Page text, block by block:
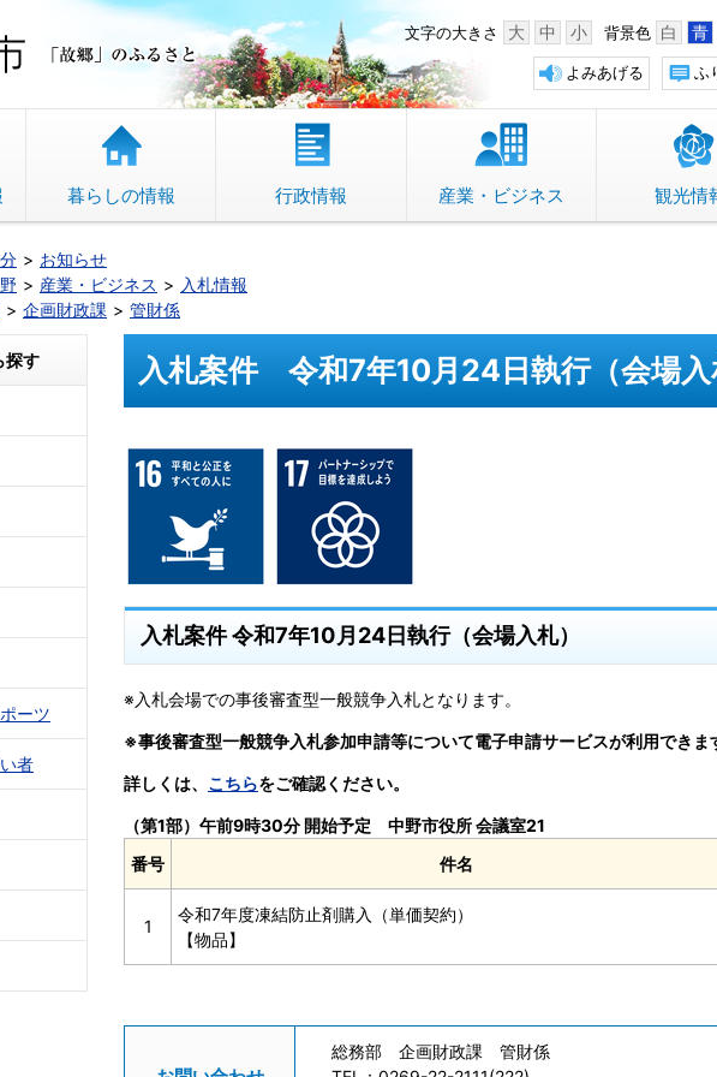
中野市 「故郷」のふるさと 背景色 白 青
文字の大きさ 大 中 小
ふ
よみあげる
暮らしの情報 行政情報 産業・ビジネス 観光情
お知らせ
産業・ビジネス
入札情報
企画財政課 管財係
入札案件 令和7年10月24日執行（会場入
入札案件 令和7年10月24日執行（会場入札）
※入札会場での事後審査型一般競争入札となります。
※事後審査型一般競争入札参加申請等について電子申請サービスが利用できま
詳しくは、 こちらをご確認ください。
番号 件名
（第1部）午前9時30分 開始予定 中野市役所 会議室21
1
令和7年度凍結防止剤購入（単価契約）
【物品】
総務部 企画財政課 管財係
探す
ーツ
者